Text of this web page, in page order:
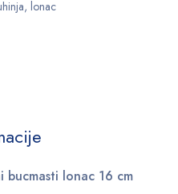
, lonac
bucmasti lonac 16 cm